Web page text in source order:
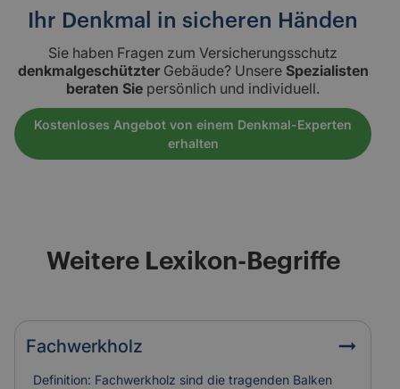
Ihr Denkmal in sicheren Händen
Sie haben Fragen zum Versicherungsschutz
denkmalgeschützterGebäude? Unsere Spezialisten
beraten Sie persönlich und individuell.
Kostenloses Angebot von einem Denkmal-Experten
erhalten
Weitere Lexikon-Begriffe
Fachwerkholz
Definition: Fachwerkholz sind die tragenden Balken